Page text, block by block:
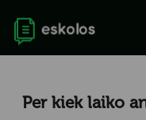
Per kiek laiko